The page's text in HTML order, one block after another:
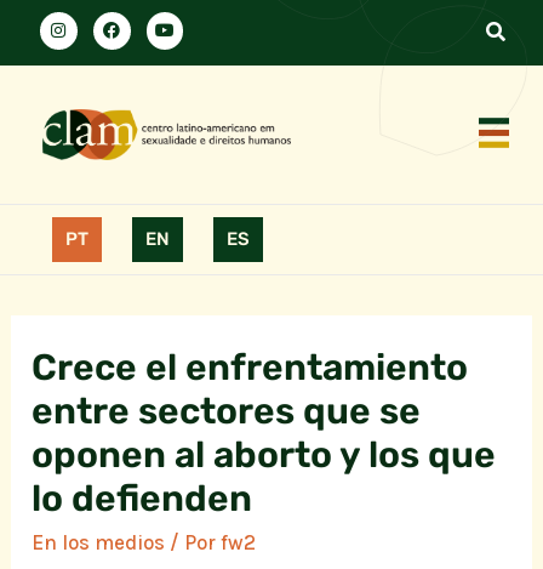
PT EN ES
Crece el enfrentamiento
entre sectores que se
oponen al aborto y los que
lo defienden
En los medios / Porfw2